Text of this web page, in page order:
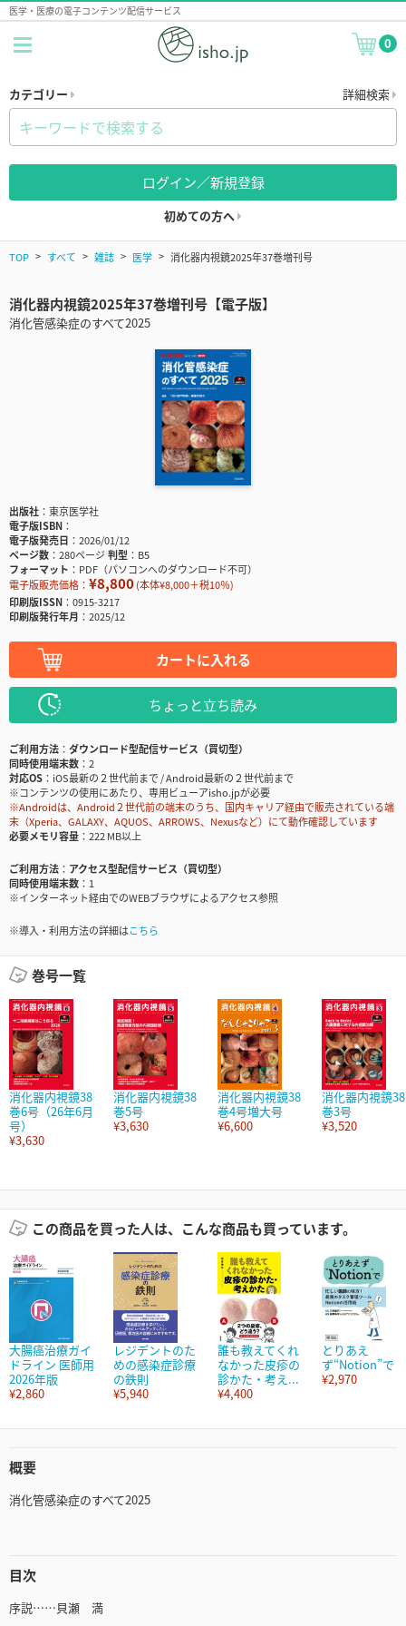
医学・医療の電子コンテンツ配信サービス
0
カテゴリー 詳細検索
ログイン／新規登録
初めての方へ
TOP すべて 雑誌 医学 消化器内視鏡2025年37巻増刊号
消化器内視鏡2025年37巻増刊号【電子版】
消化管感染症のすべて2025
出版社
東京医学社
電子版ISBN
電子版発売日
2026/01/12
ページ数
280ページ判型
B5
フォーマット
PDF（パソコンへのダウンロード不可）
電子版販売価格： ¥8,800(本体¥8,000＋税10％)
印刷版ISSN
0915-3217
印刷版発行年月
2025/12
カートに入れる
ちょっと立ち読み
ご利用方法
ダウンロード型配信サービス（買切型）
同時使用端末数
2
対応OS
iOS最新の２世代前まで / Android最新の２世代前まで
※コンテンツの使用にあたり、専用ビューアisho.jpが必要
※Androidは、Android２世代前の端末のうち、国内キャリア経由で販売されている端
末（Xperia、GALAXY、AQUOS、ARROWS、Nexusなど）にて動作確認しています
必要メモリ容量
222 MB以上
ご利用方法
アクセス型配信サービス（買切型）
同時使用端末数
1
※インターネット経由でのWEBブラウザによるアクセス参照
※導入・利用方法の詳細はこちら
巻号一覧
消化器内視鏡38
巻6号（26年6月
号）
¥3,630
消化器内視鏡38
巻5号
¥3,630
消化器内視鏡38
巻4号増大号
¥6,600
消化器内視鏡38
巻3号
¥3,520
この商品を買った人は、こんな商品も買っています。
大腸癌治療ガイ
ドライン 医師用
2026年版
¥2,860
レジデントのた
めの感染症診療
の鉄則
¥5,940
誰も教えてくれ
なかった皮疹の
診かた・考え...
¥4,400
とりあえ
ず“Notion”で
¥2,970
概要
消化管感染症のすべて2025
目次
序説……貝瀬 満